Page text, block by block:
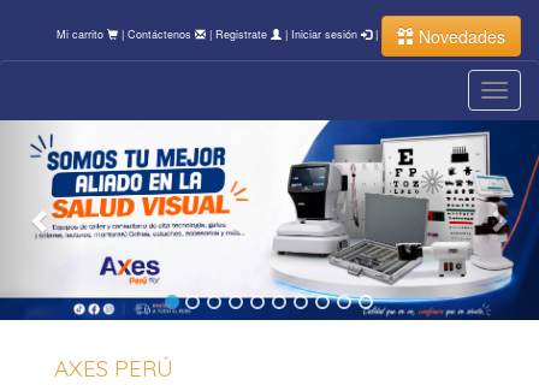
Mi carrito | Contáctenos | Registrate | Iniciar sesión | Novedades
AXES PERÚ